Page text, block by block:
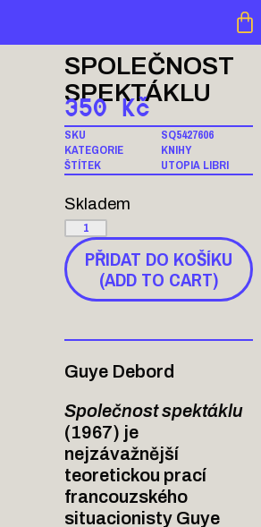
SPOLEČNOST
SPEKTÁKLU
350 Kč
SKU
SQ5427606
KATEGORIE
KNIHY
ŠTÍTEK
UTOPIA LIBRI
Skladem
PŘIDAT DO KOŠÍKU
(ADD TO CART)
Guye Debord
Společnost spektáklu
(1967) je
nejzávažnější
teoretickou prací
francouzského
situacionisty Guye